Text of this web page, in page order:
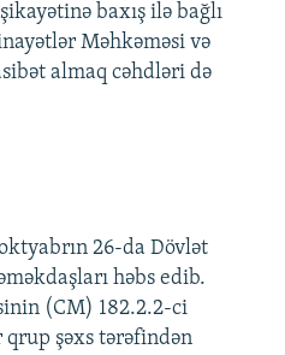
baxış ilə bağlı
Məhkəməsi və
almaq cəhdləri də
26-da Dövlət
həbs edib.
(CM) 182.2.2-ci
şəxs tərəfindən